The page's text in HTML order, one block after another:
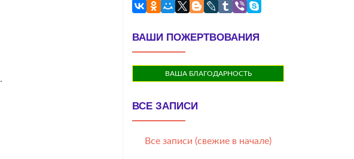
.
ВАШИ ПОЖЕРТВОВАНИЯ
ВАША БЛАГОДАРНОСТЬ
ВСЕ ЗАПИСИ
Все записи (свежие в начале)